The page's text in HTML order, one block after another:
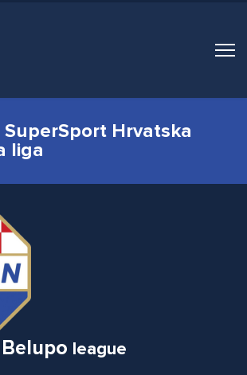
SuperSport Hrvatska
liga
league